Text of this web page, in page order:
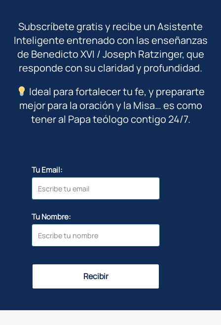
Subscríbete gratis y recibe un Asistente
Inteligente entrenado con las enseñanzas
de Benedicto XVI / Joseph Ratzinger, que
responde con su claridad y profundidad.
Ideal para fortalecer tu fe, y prepararte
mejor para la oración y la Misa… es como
tener al Papa teólogo contigo 24/7.
Tu Email:
Tu Nombre:
Recibir